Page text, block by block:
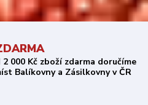
000 Kč zboží zdarma doručíme
Balíkovny a Zásilkovny v ČR